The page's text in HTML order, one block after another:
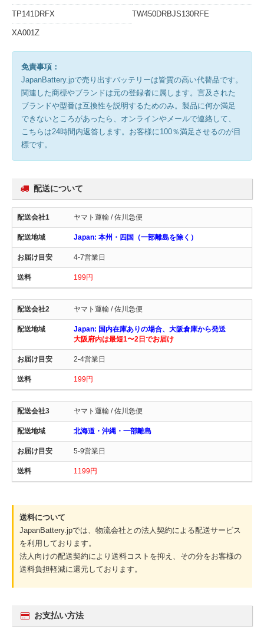
TP141DRFX TW450DRBJS130RFE
XA001Z
免責事項：
JapanBattery.jpで売り出すバッテリーは皆質の高い代替品です。
関連した商標やブランドは元の登録者に属します。言及された
ブランドや型番は互換性を説明するためのみ。製品に何か満足
できないところがあったら、オンラインやメールで連絡して、
こちらは24時間内返答します。お客様に100％満足させるのが目
標です。
配送について
ヤマト運輸 / 佐川急便
Japan: 本州・四国（一部離島を除く）
4-7営業日
199円
ヤマト運輸 / 佐川急便
Japan: 国内在庫ありの場合、大阪倉庫から発送
大阪府内は最短1〜2日でお届け
2-4営業日
199円
ヤマト運輸 / 佐川急便
北海道・沖縄・一部離島
5-9営業日
1199円
送料について
JapanBattery.jpでは、物流会社との法人契約による配送サービス
を利用しております。
法人向けの配送契約により送料コストを抑え、その分をお客様の
送料負担軽減に還元しております。
お支払い方法